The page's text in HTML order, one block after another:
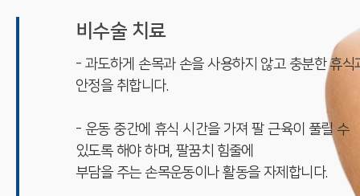
비수술 치료
- 과도하게 손목과 손을 사용하지 않고 충분한 휴식
안정을 취합니다.
- 운동 중간에 휴식 시간을 가져 팔 근육이 풀릴 수
있도록 해야 하며, 팔꿈치 힘줄에
부담을 주는 손목운동이나 활동을 자제합니다.